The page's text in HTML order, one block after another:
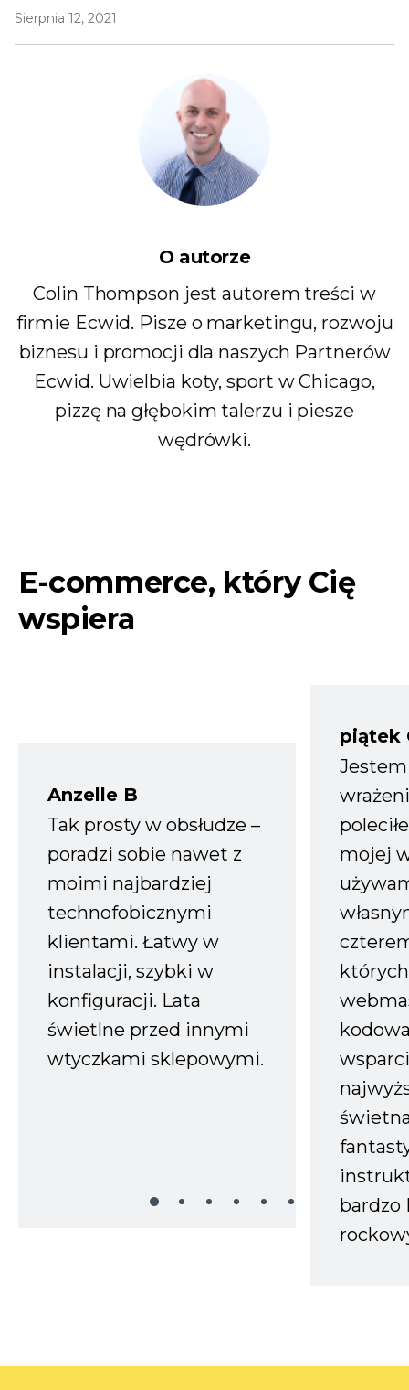
Sierpnia 12, 2021
O autorze
Colin Thompson jest autorem treści w
firmie Ecwid. Pisze o marketingu, rozwoju
biznesu i promocji dla naszych Partnerów
Ecwid. Uwielbia koty, sport w Chicago,
pizzę na głębokim talerzu i piesze
wędrówki.
E-commerce, który Cię
wspiera
Anzelle B
Tak prosty w obsłudze –
poradzi sobie nawet z
moimi najbardziej
technofobicznymi
klientami. Łatwy w
instalacji, szybki w
konfiguracji. Lata
świetlne przed innymi
wtyczkami sklepowymi.
piątek
mojej
bardzo